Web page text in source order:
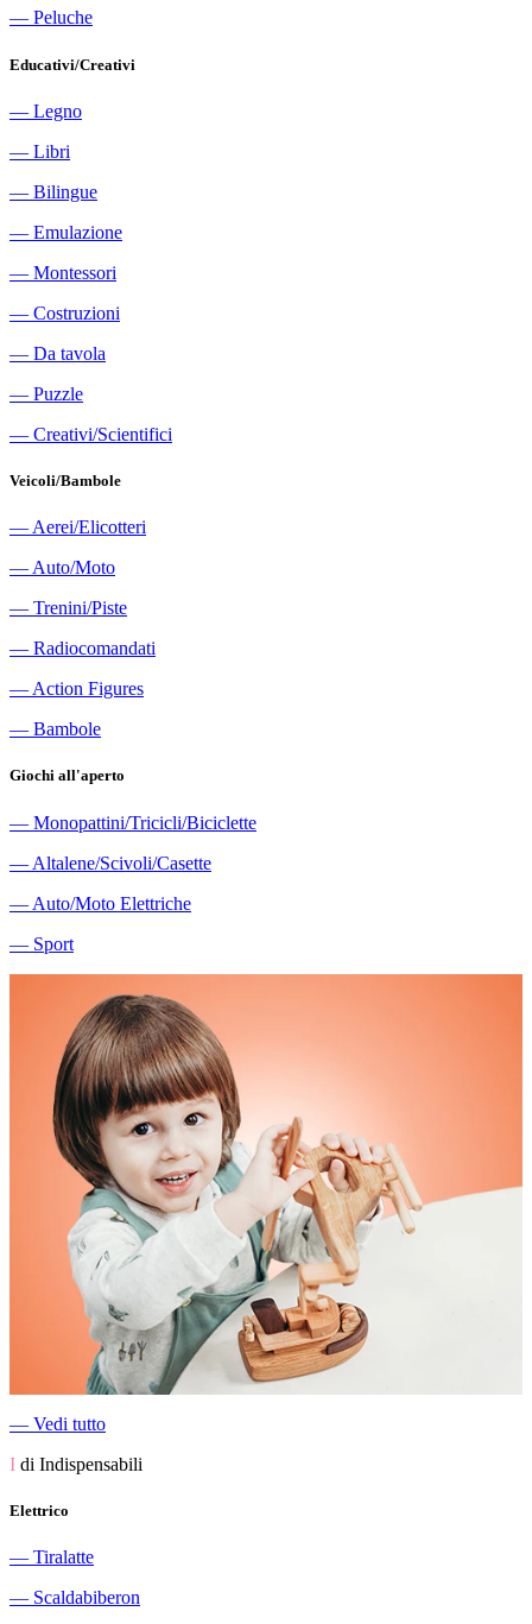
― Peluche
Educativi/Creativi
― Legno
― Libri
― Bilingue
― Emulazione
― Montessori
― Costruzioni
― Da tavola
― Puzzle
― Creativi/Scientifici
Veicoli/Bambole
― Aerei/Elicotteri
― Auto/Moto
― Trenini/Piste
― Radiocomandati
― Action Figures
― Bambole
Giochi all'aperto
― Monopattini/Tricicli/Biciclette
― Altalene/Scivoli/Casette
― Auto/Moto Elettriche
― Sport
― Vedi tutto
I di Indispensabili
Elettrico
― Tiralatte
― Scaldabiberon